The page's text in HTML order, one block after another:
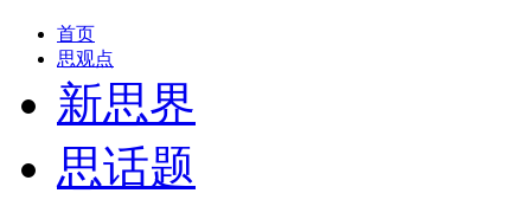
首页
思观点
新思界
思话题